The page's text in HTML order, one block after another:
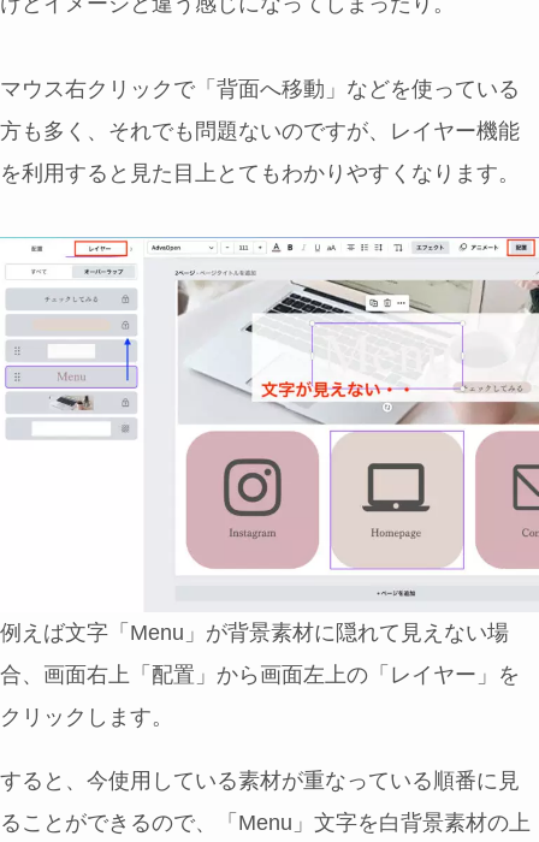
マウス右クリックで「背面へ移動」などを使っている
方も多く、それでも問題ないのですが、レイヤー機能
を利用すると見た目上とてもわかりやすくなります。
例えば文字「Menu」が背景素材に隠れて見えない場
合、画面右上「配置」から画面左上の「レイヤー」を
クリックします。
すると、今使用している素材が重なっている順番に見
ることができるので、「Menu」文字を白背景素材の上